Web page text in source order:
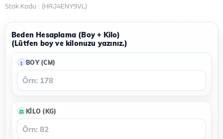
Stok Kodu
(HRJ4ENY9VL)
Beden Hesaplama (Boy + Kilo)
(Lütfen boy ve kilonuzu yazınız.)
BOY (CM)
KILO (KG)